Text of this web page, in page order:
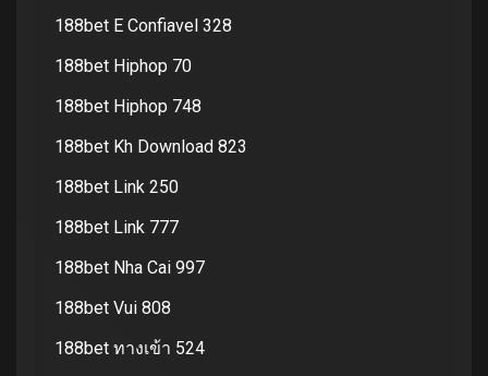
188bet E Confiavel 328
188bet Hiphop 70
188bet Hiphop 748
188bet Kh Download 823
188bet Link 250
188bet Link 777
188bet Nha Cai 997
188bet Vui 808
188bet ทางเข้า 524